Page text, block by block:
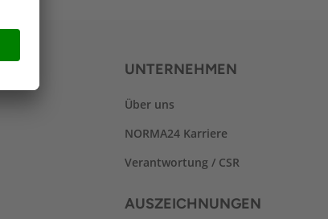
UNTERNEHMEN
Über uns
NORMA24 Karriere
Verantwortung / CSR
AUSZEICHNUNGEN